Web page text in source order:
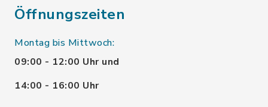
Öffnungszeiten
Montag bis Mittwoch:
09:00 - 12:00 Uhr und
14:00 - 16:00 Uhr